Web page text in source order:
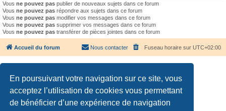
En poursuivant votre navigation sur ce site, vous
acceptez l’utilisation de cookies vous permettant
de bénéficier d’une expérience de navigation
Vous ne pouvez pas publier de nouveaux sujets dans ce forum
Vous ne pouvez pas répondre aux sujets dans ce forum
Vous ne pouvez pas modifier vos messages dans ce forum
Vous ne pouvez pas supprimer vos messages dans ce forum
Vous ne pouvez pas transférer de pièces jointes dans ce forum
Accueil du forum Fuseau horaire sur UTC+02:00
Nous contacter
Développé parphpBB® Forum Software © phpBB Limited